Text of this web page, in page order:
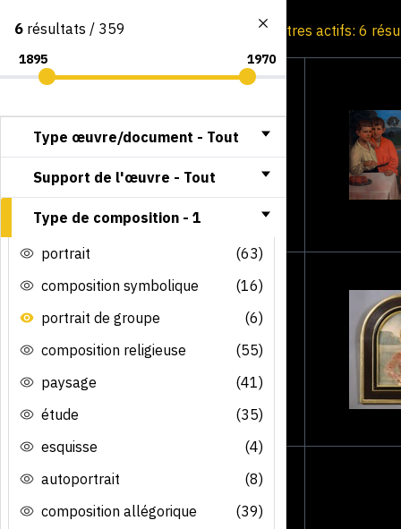
Consultation par image Filtres actifs: 6
6 résultats / 359
Type œuvre/document - Tout
Support de l'œuvre - Tout
Type de composition - 1
portrait
(63)
composition symbolique
(16)
portrait de groupe
(6)
composition religieuse
(55)
paysage
(41)
étude
(35)
esquisse
(4)
autoportrait
(8)
composition allégorique
(39)